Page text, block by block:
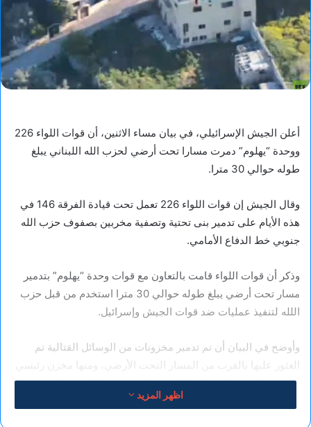
أعلن الجيش الإسرائيلي، في بيان مساء الاثنين، أن قوات اللواء 226
ووحدة “يهلوم” دمرت مسارا تحت أرضي لحزب الله اللبناني يبلغ
طوله حوالي 30 مترا.
وقال الجيش إن قوات اللواء 226 تعمل تحت قيادة الفرقة 146 في
هذه الأيام على تدمير بنى تحتية وتصفية مخربين بصفوف حزب الله
جنوبي خط الدفاع الأمامي.
وذكر أن قوات اللواء قامت بالتعاون مع قوات وحدة “يهلوم” بتدمير
مسار تحت أرضي يبلغ طوله حوالي 30 مترا استخدم من قبل حزب
اللله لتنفيذ عمليات ضد قوات الجيش وإسرائيل.
وأوضح في البيان أن تم تدمير مخزونات من الوسائل القتالية تم
العثور عليها بالقرب من المسار التحت الأرضي، ومنها مخزن رئيسي
احتوى على ما يقارب 3 أطنان من المتفجرات و43 عبوة كليماغور
وألغام متنوعة وأنظمة مضادة للدروع وصواريخ الكورنت وعشرات
اظهر المزيد